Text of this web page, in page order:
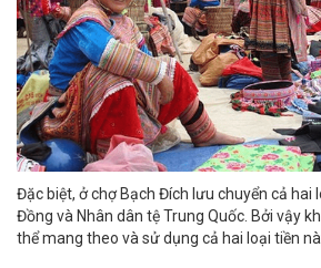
Đặc biệt, ở chợ Bạch Đích lưu chuyển cả hai
Đồng và Nhân dân tệ Trung Quốc. Bởi vậy
thể mang theo và sử dụng cả hai loại tiền